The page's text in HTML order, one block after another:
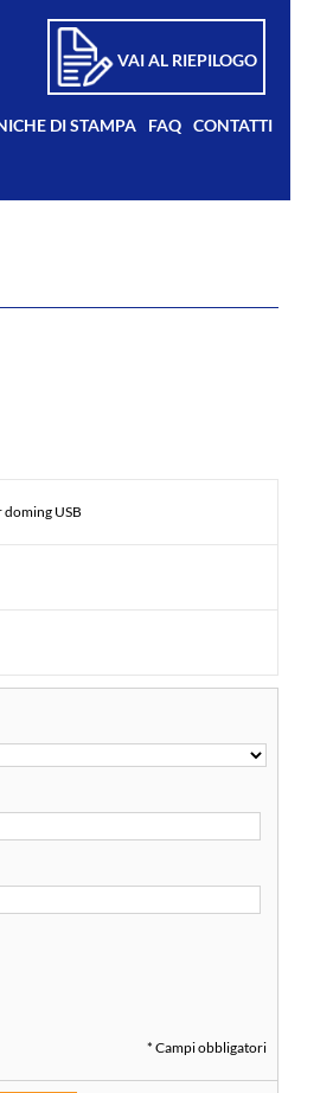
VAI AL RIEPILOGO
DI STAMPA FAQ CONTATTI
USB
* Campi obbligatori